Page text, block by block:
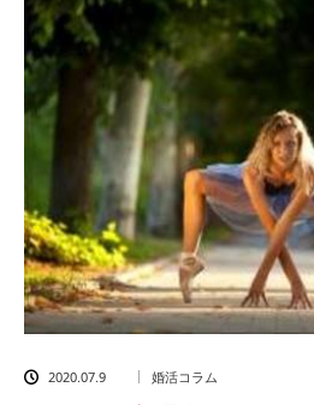
2020.07.9 婚活コラム